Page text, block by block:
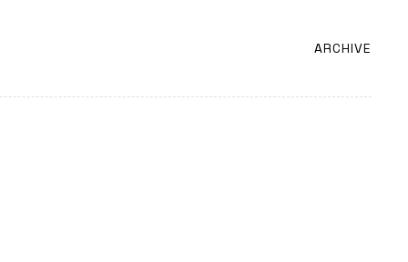
ARCHIVE